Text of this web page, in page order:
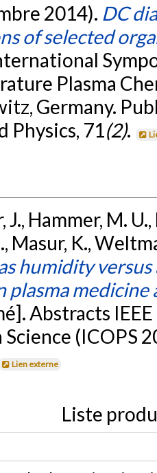
2014). DC
of selected
Plasma
Germany.
Physics, 71 (2).
Hammer, M.
Masur, K.,
humidity
plasma medicine
Abstracts
Science (ICOPS
Lien externe
Liste